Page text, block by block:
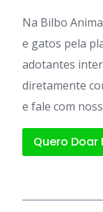
Na Bilbo
e gatos pela
adotantes
diretamente
e fale com
Quero Doar